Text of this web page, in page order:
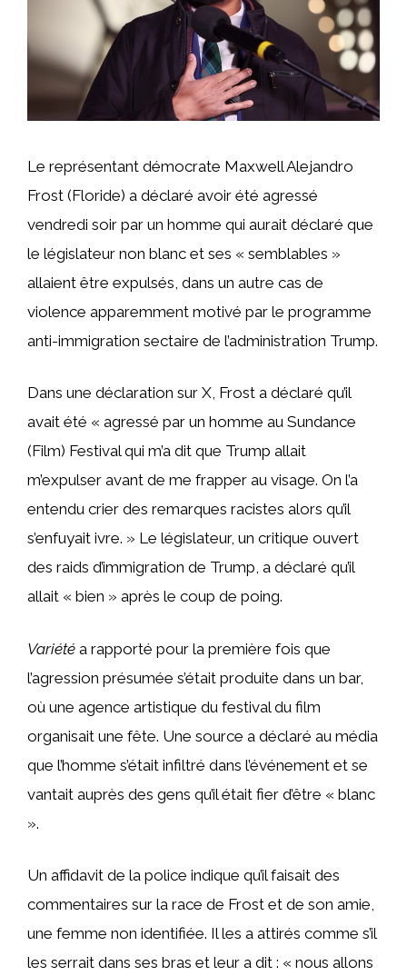
Le représentant démocrate Maxwell Alejandro
Frost (Floride) a déclaré avoir été agressé
vendredi soir par un homme qui aurait déclaré que
le législateur non blanc et ses « semblables »
allaient être expulsés, dans un autre cas de
violence apparemment motivé par le programme
anti-immigration sectaire de l’administration Trump.
Dans une déclaration sur X, Frost a déclaré qu’il
avait été « agressé par un homme au Sundance
(Film) Festival qui m’a dit que Trump allait
m’expulser avant de me frapper au visage. On l’a
entendu crier des remarques racistes alors qu’il
s’enfuyait ivre. » Le législateur, un critique ouvert
des raids d’immigration de Trump, a déclaré qu’il
allait « bien » après le coup de poing.
Variété a rapporté pour la première fois que
l’agression présumée s’était produite dans un bar,
où une agence artistique du festival du film
organisait une fête. Une source a déclaré au média
que l’homme s’était infiltré dans l’événement et se
vantait auprès des gens qu’il était fier d’être « blanc
».
Un affidavit de la police indique qu’il faisait des
commentaires sur la race de Frost et de son amie,
une femme non identifiée. Il les a attirés comme s’il
les serrait dans ses bras et leur a dit : « nous allons